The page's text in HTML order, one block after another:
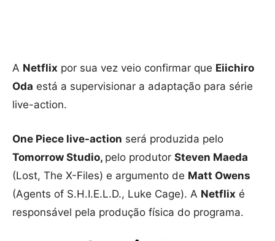
A Netflix por sua vez veio confirmar que Eiichiro
Oda está a supervisionar a adaptação para série
live-action.
One Piece live-action será produzida pelo
Tomorrow Studio, pelo produtor Steven Maeda
(Lost, The X-Files) e argumento de Matt Owens
(Agents of S.H.I.E.L.D., Luke Cage). A Netflix é
responsável pela produção física do programa.